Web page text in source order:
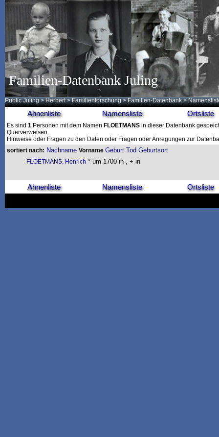
Familien-Datenbank Juling
Public Juling >Herbert >Familienforschung >Familien-Datenbank >
Ahnenliste Namensliste Ortsliste
Es sind 1 Personen mit dem Namen FLOETMANS in dieser Datenbank
Querverweisen.
Hinweise oder Fragen zu den Daten oder Fragen oder Anregungen zur
sortiert nach: Nachname Vorname Geburt Tod Geburtsort
FLOETMANS, Henrich * um 1700 in , + in
Ahnenliste Namensliste Ortsliste